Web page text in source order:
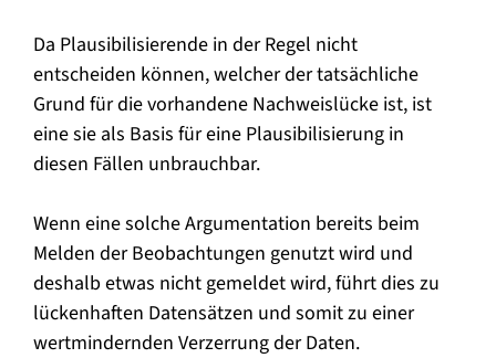
Da Plausibilisierende in der Regel nicht
entscheiden können, welcher der tatsächliche
Grund für die vorhandene Nachweislücke ist, ist
eine sie als Basis für eine Plausibilisierung in
diesen Fällen unbrauchbar.
Wenn eine solche Argumentation bereits beim
Melden der Beobachtungen genutzt wird und
deshalb etwas nicht gemeldet wird, führt dies zu
lückenhaften Datensätzen und somit zu einer
wertmindernden Verzerrung der Daten.